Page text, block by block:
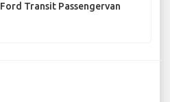
Ford Transit Passengervan